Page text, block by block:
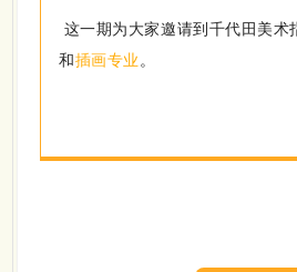
这一期为大家邀请到千代田美
和插画专业 。